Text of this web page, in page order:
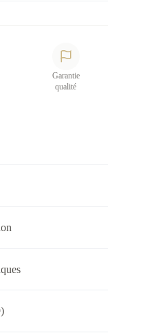
Garantie
qualité